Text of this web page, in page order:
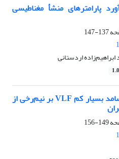
پارامتر‌‌های منشأ مغناطیسی
137-147
اردستانی
مدل‌سازی دوبُعدی داده‌های بسامد بسیار کم VLF بر نیم‌رخی از
149-156